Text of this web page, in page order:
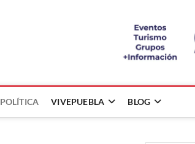
POLÍTICA VIVEPUEBLA BLOG